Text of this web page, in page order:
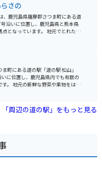
す。また、道の駅の施設内には、
する物産館や、レストランがあり、
覚を楽しむことができます。 バイ
道の駅の駐車場にバイク専用の駐車
いるので安心です。また、道の駅
いもの生産が盛んで、「べにはる
のブランド芋は、お土産としても
さの
、鹿児島県薩摩郡さつま町にある道
沿いに位置し、鹿児島県と熊本県
ています。 地元でとれた新
ている直売所が人気です。特に、
ふんだんに使った郷土料理を楽し
駐車場が完備されているので安心で
自然が広がっており、ツーリング
適です。道の駅から少し足を延ば
豚など、鹿児島県ならではのグルメ
町にある道の駅「道の駅 松山」
に位置し、鹿児島県内でも有数の
をはじ
の特産品、焼酎やお茶など、鹿児
った郷土料理や、ここでしか味わえ
ーを楽しむことができます。 ま
心です。道の駅 松山は、旅の休憩
力を満喫できるスポットとしても
「周辺の道の駅」をもっと見る